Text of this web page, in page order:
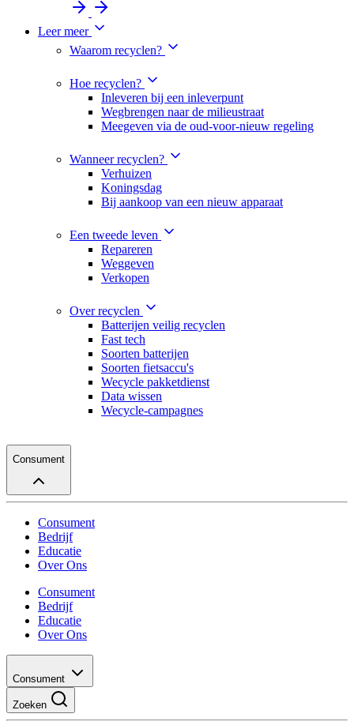
Leer meer
Waarom recyclen?
Hoe recyclen?
Inleveren bij een inleverpunt
Wegbrengen naar de milieustraat
Meegeven via de oud-voor-nieuw regeling
Wanneer recyclen?
Verhuizen
Koningsdag
Bij aankoop van een nieuw apparaat
Een tweede leven
Repareren
Weggeven
Verkopen
Over recyclen
Batterijen veilig recyclen
Fast tech
Soorten batterijen
Soorten fietsaccu's
Wecycle pakketdienst
Data wissen
Wecycle-campagnes
Consument
Consument
Bedrijf
Educatie
Over Ons
Consument
Bedrijf
Educatie
Over Ons
Consument
Zoeken